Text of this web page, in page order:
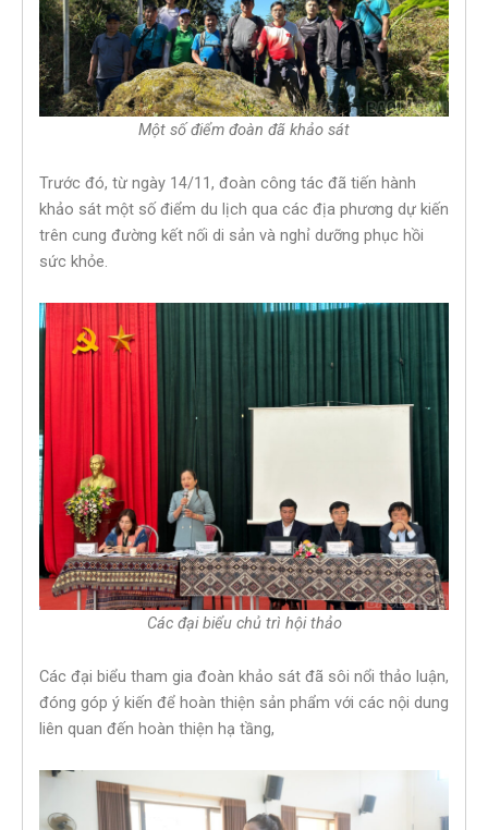
Một số điểm đoàn đã khảo sát
Trước đó, từ ngày 14/11, đoàn công tác đã tiến hành
khảo sát một số điểm du lịch qua các địa phương dự kiến
trên cung đường kết nối di sản và nghỉ dưỡng phục hồi
sức khỏe.
Các đại biểu chủ trì hội thảo
Các đại biểu tham gia đoàn khảo sát đã sôi nổi thảo luận,
đóng góp ý kiến để hoàn thiện sản phẩm với các nội dung
liên quan đến hoàn thiện hạ tầng,